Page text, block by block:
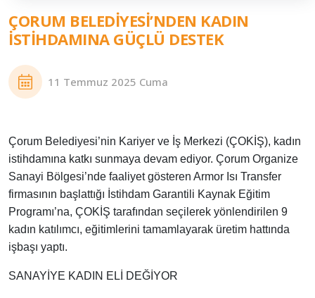
ÇORUM BELEDIYESI’NDEN KADIN
İSTIHDAMINA GÜÇLÜ DESTEK
11 Temmuz 2025 Cuma
Çorum Belediyesi’nin Kariyer ve İş Merkezi (ÇOKİŞ), kadın
istihdamına katkı sunmaya devam ediyor. Çorum Organize
Sanayi Bölgesi’nde faaliyet gösteren Armor Isı Transfer
firmasının başlattığı İstihdam Garantili Kaynak Eğitim
Programı’na, ÇOKİŞ tarafından seçilerek yönlendirilen 9
kadın katılımcı, eğitimlerini tamamlayarak üretim hattında
işbaşı yaptı.
SANAYİYE KADIN ELİ DEĞİYOR